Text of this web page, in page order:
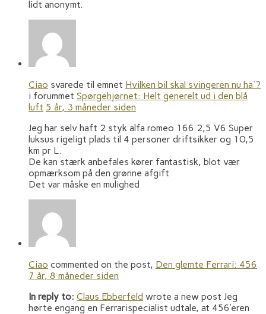
lidt anonymt.
Ciao svarede til emnet Hvilken bil skal svingeren nu ha'?
i forummet Spørgehjørnet: Helt generelt ud i den blå
luft 5 år, 3 måneder siden
Jeg har selv haft 2 styk alfa romeo 166 2,5 V6 Super
luksus rigeligt plads til 4 personer driftsikker og 10,5
km pr L.
De kan stærk anbefales kører fantastisk, blot vær
opmærksom på den grønne afgift
Det var måske en mulighed
Ciao commented on the post, Den glemte Ferrari: 456
7 år, 8 måneder siden
In reply to: Claus Ebberfeld wrote a new post Jeg
hørte engang en Ferrarispecialist udtale, at 456’eren